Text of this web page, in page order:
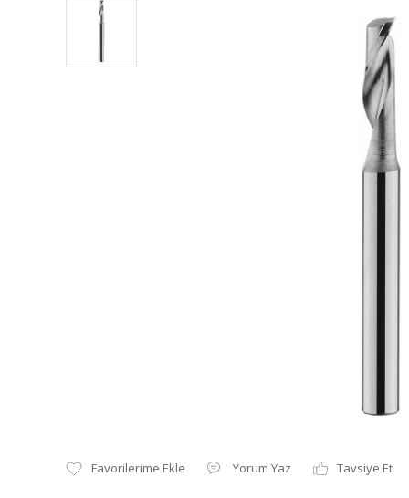
Yorum Yaz Tavsiye Et